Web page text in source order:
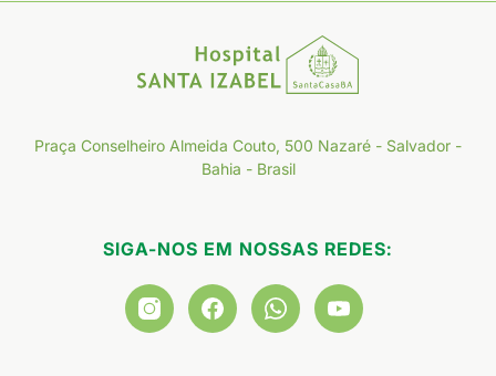
Praça Conselheiro Almeida Couto, 500 Nazaré - Salvador -
Bahia - Brasil
SIGA-NOS EM NOSSAS REDES: